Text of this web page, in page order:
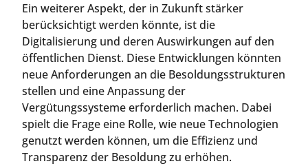
Ein weiterer Aspekt, der in Zukunft stärker
berücksichtigt werden könnte, ist die
Digitalisierung und deren Auswirkungen auf den
öffentlichen Dienst. Diese Entwicklungen könnten
neue Anforderungen an die Besoldungsstrukturen
stellen und eine Anpassung der
Vergütungssysteme erforderlich machen. Dabei
spielt die Frage eine Rolle, wie neue Technologien
genutzt werden können, um die Effizienz und
Transparenz der Besoldung zu erhöhen.